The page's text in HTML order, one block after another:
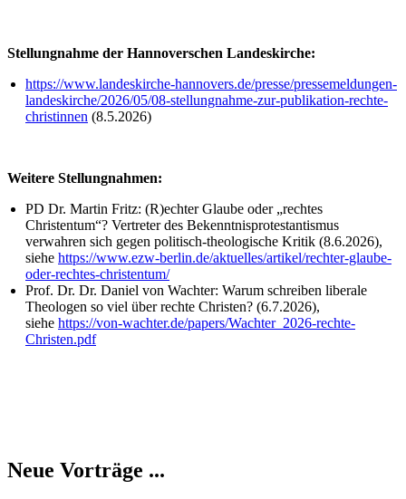
Stellungnahme der Hannoverschen Landeskirche:
https://www.landeskirche-hannovers.de/presse/pressemeldungen-
landeskirche/2026/05/08-stellungnahme-zur-publikation-rechte-
christinnen (8.5.2026)
Weitere Stellungnahmen:
PD Dr. Martin Fritz: (R)echter Glaube oder „rechtes
Christentum“? Vertreter des Bekenntnisprotestantismus
verwahren sich gegen politisch-theologische Kritik (8.6.2026),
siehe https://www.ezw-berlin.de/aktuelles/artikel/rechter-glaube-
oder-rechtes-christentum/
Prof. Dr. Dr. Daniel von Wachter: Warum schreiben liberale
Theologen so viel über rechte Christen? (6.7.2026),
siehe https://von-wachter.de/papers/Wachter_2026-rechte-
Christen.pdf
Neue Vorträge ...